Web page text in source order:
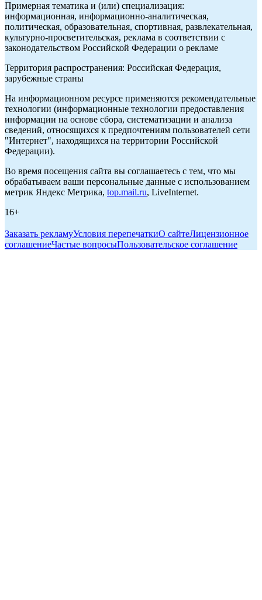
Примерная тематика и (или) специализация:
информационная, информационно-аналитическая,
политическая, образовательная, спортивная, развлекательная,
культурно-просветительская, реклама в соответствии с
законодательством Российской Федерации о рекламе
Территория распространения: Российская Федерация,
зарубежные страны
На информационном ресурсе применяются рекомендательные
технологии (информационные технологии предоставления
информации на основе сбора, систематизации и анализа
сведений, относящихся к предпочтениям пользователей сети
"Интернет", находящихся на территории Российской
Федерации).
Во время посещения сайта вы соглашаетесь с тем, что мы
обрабатываем ваши персональные данные с использованием
метрик Яндекс Метрика, top.mail.ru, LiveInternet.
16+
Заказать рекламуУсловия перепечаткиО сайтеЛицензионное
соглашениеЧастые вопросыПользовательское соглашение